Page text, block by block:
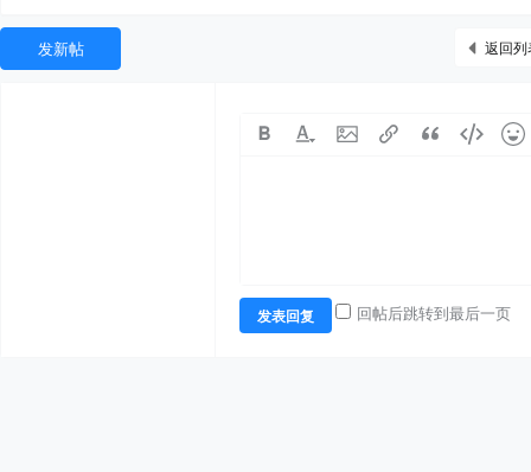
返回列
发新帖
发表回复 回帖后跳转到最后一页